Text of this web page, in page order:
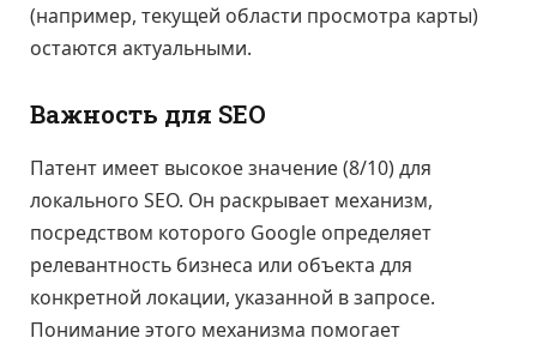
(например, текущей области просмотра карты)
остаются актуальными.
Важность для SEO
Патент имеет высокое значение (8/10) для
локального SEO. Он раскрывает механизм,
посредством которого Google определяет
релевантность бизнеса или объекта для
конкретной локации, указанной в запросе.
Понимание этого механизма помогает